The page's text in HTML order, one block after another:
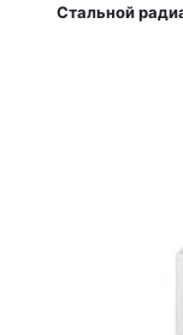
Стальной